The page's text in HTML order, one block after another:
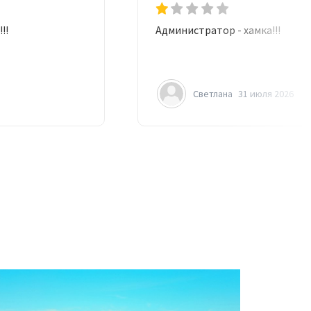
Администратор - хамка!!!
Светлана 31 июля 2026